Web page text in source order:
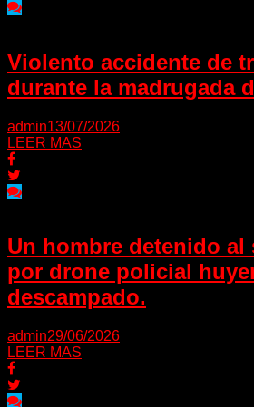
Violento accidente de
durante la madrugada
admin13/07/2026
LEER MAS
Un hombre detenido al
por drone policial
descampado.
admin29/06/2026
LEER MAS